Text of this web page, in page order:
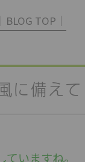
│BLOG TOP│
に備えて
いますね。